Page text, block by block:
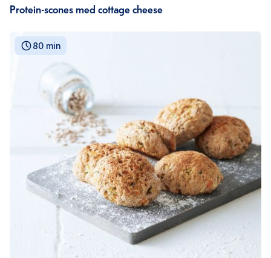
Protein-scones med cottage cheese
80 min